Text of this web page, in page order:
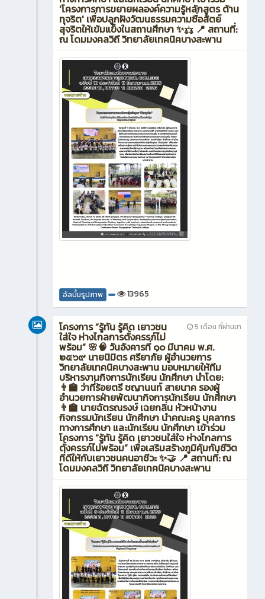
'โครงการการขยายผลองค์ความรู้หลักสูตร ต้าน
ทุจริต' เพื่อปลูกฝังวัฒนธรรมความซื่อสัตย์
สุจริตให้เข้มแข็งในสถานศึกษา ✨⚖️ 📍 สถานที่:
ณ โดมมงคลวิถี วิทยาลัยเทคนิคบางสะพาน
อัลบั้มรูปภาพ 13965
5 เดือน ที่ผ่านมา
โครงการ “รู้ทัน รู้คิด เยาวชน
ใส่ใจ ห่างไกลการตั้งครรภ์ไม่
พร้อม” 🌸🧠 วันอังคารที่ ๑๐ มีนาคม พ.ศ.
๒๕๖๙ นายนิมิตร ศรียาภัย ผู้อำนวยการ
วิทยาลัยเทคนิคบางสะพาน มอบหมายให้ทีม
บริหารงานกิจการนักเรียน นักศึกษา นำโดย:
👨‍🏫 ว่าที่ร้อยตรี ชญานนท์ สายนาค รองผู้
อำนวยการฝ่ายพัฒนากิจการนักเรียน นักศึกษา
👨‍🏫 นายฉัตรณรงษ์ เฉยกลิ่น หัวหน้างาน
กิจกรรมนักเรียน นักศึกษา นำคณะครู บุคลากร
ทางการศึกษา และนักเรียน นักศึกษา เข้าร่วม
โครงการ “รู้ทัน รู้คิด เยาวชนใส่ใจ ห่างไกลการ
ตั้งครรภ์ไม่พร้อม” เพื่อเสริมสร้างภูมิคุ้มกันชีวิต
ที่ดีให้กับเยาวชนคนอาชีวะ ✨🤝 📍 สถานที่: ณ
โดมมงคลวิถี วิทยาลัยเทคนิคบางสะพาน